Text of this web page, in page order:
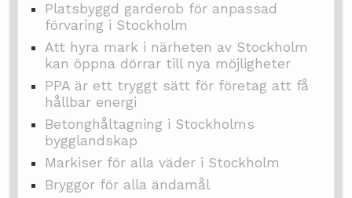
Platsbyggd garderob för anpassad
förvaring i Stockholm
Att hyra mark i närheten av Stockholm
kan öppna dörrar till nya möjligheter
PPA är ett tryggt sätt för företag att få
hållbar energi
Betonghåltagning i Stockholms
bygglandskap
Markiser för alla väder i Stockholm
Bryggor för alla ändamål